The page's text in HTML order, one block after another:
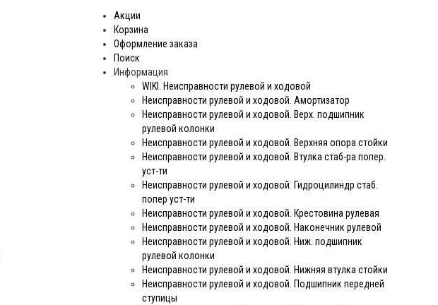
Акции
Корзина
Оформление заказа
Поиск
Информация
WIKI. Неисправности рулевой и ходовой
Неисправности рулевой и ходовой. Амортизатор
Неисправности рулевой и ходовой. Верх. подшипник
рулевой колонки
Неисправности рулевой и ходовой. Верхняя опора стойки
Неисправности рулевой и ходовой. Втулка стаб-ра попер.
уст-ти
Неисправности рулевой и ходовой. Гидроцилиндр стаб.
попер уст-ти
Неисправности рулевой и ходовой. Крестовина рулевая
Неисправности рулевой и ходовой. Наконечник рулевой
Неисправности рулевой и ходовой. Ниж. подшипник
рулевой колонки
Неисправности рулевой и ходовой. Нижняя втулка стойки
Неисправности рулевой и ходовой. Подшипник передней
ступицы